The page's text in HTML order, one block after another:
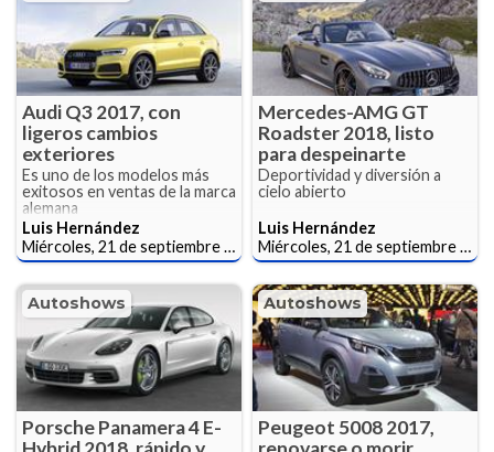
Audi Q3 2017, con
ligeros cambios
exteriores
Es uno de los modelos más
exitosos en ventas de la marca
alemana
Luis Hernández
Miércoles, 21 de septiembre de 2016
Mercedes-AMG GT
Roadster 2018, listo
para despeinarte
Deportividad y diversión a
cielo abierto
Luis Hernández
Miércoles, 21 de septiembre de 2016
Autoshows
Porsche Panamera 4 E-
Autoshows
Peugeot 5008 2017,